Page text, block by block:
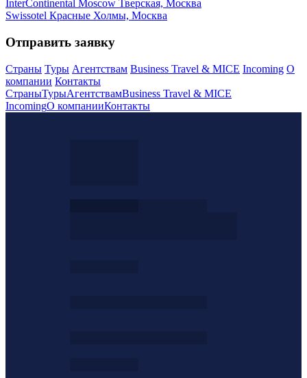
InterContinental Moscow Тверская, Москва
Swissotel Красные Холмы, Москва
Отправить заявку
Страны Туры Агентствам Business Travel & MICE Incoming О
компании Контакты
СтраныТурыАгентствамBusiness Travel & MICE
IncomingО компанииКонтакты